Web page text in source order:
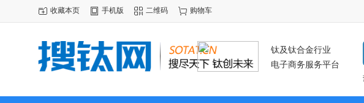
收藏本页 手机版 二维码 购物车
钛及钛合金行业
电子商务服务平台